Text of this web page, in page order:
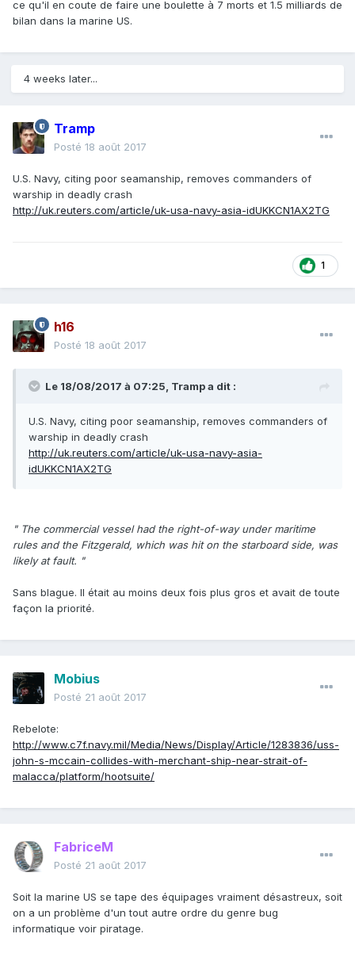
ce qu'il en coute de faire une boulette à 7 morts et 1.5 milliards de
bilan dans la marine US.
4 weeks later...
Tramp
Posté 18 août 2017
U.S. Navy, citing poor seamanship, removes commanders of
warship in deadly crash
http://uk.reuters.com/article/uk-usa-navy-asia-idUKKCN1AX2TG
1
h16
Posté 18 août 2017
Le 18/08/2017 à 07:25, Trampa dit :
U.S. Navy, citing poor seamanship, removes commanders of
warship in deadly crash
http://uk.reuters.com/article/uk-usa-navy-asia-
idUKKCN1AX2TG
" The commercial vessel had the right-of-way under maritime
rules and the Fitzgerald, which was hit on the starboard side, was
likely at fault. "
Sans blague. Il était au moins deux fois plus gros et avait de toute
façon la priorité.
Mobius
Posté 21 août 2017
Rebelote:
http://www.c7f.navy.mil/Media/News/Display/Article/1283836/uss-
john-s-mccain-collides-with-merchant-ship-near-strait-of-
malacca/platform/hootsuite/
FabriceM
Posté 21 août 2017
Soit la marine US se tape des équipages vraiment désastreux, soit
on a un problème d'un tout autre ordre du genre bug
informatique voir piratage.